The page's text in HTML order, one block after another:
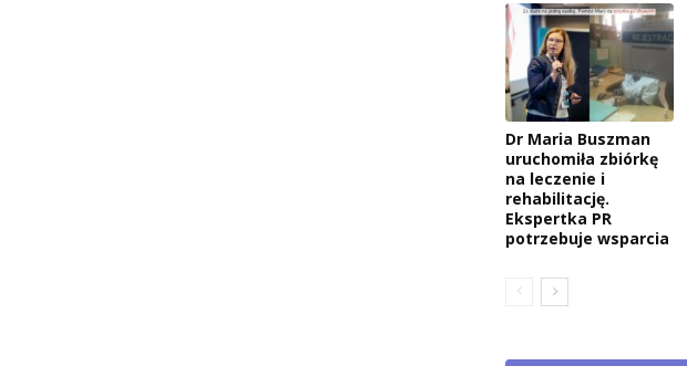
Dr Maria Buszman
uruchomiła zbiórkę
na leczenie i
rehabilitację.
Ekspertka PR
potrzebuje wsparcia